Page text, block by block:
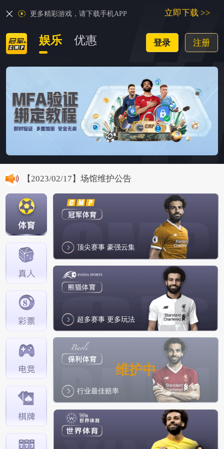
立即下载 >>
更多精彩游戏，请下载手机APP
娱乐 优惠 登录 注册
立即下载 >>
更多精彩游戏，请下载手机APP
娱乐 优惠 登录 注册
【2021/08/23】游戏账户防盗注意通知
【2026/06/03】暂停使用火币的公告：
【2024/08/29】关于假冒网站的通知
【2023/02/17】场馆维护公告
【2022/12/21】冠军账号安全升级
【2022/07/22】【冠军体育跟单震撼来袭】
【2021/12/01】充值提醒
【2021/09/11】支付宝/微信话费充值说明
【2021/08/23】游戏账户防盗注意通知
【2026/06/03】暂停使用火币的公告：
顶尖赛事 豪强云集
超多赛事 更多玩法
维护中
行业最佳赔率